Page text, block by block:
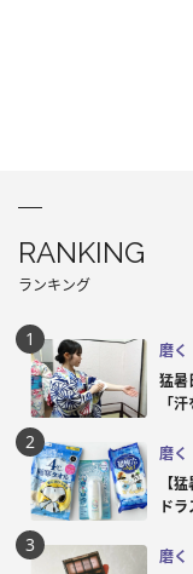
RANKING
ランキング
磨く
猛暑
「
磨く
【
ド
磨く